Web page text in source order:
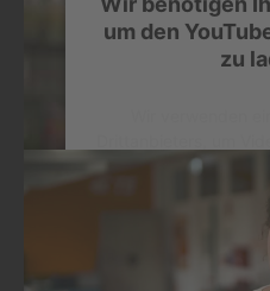
um den
zu
Dieser Service
Aktivitäten
des Service zu,
Gewinnerteams über das